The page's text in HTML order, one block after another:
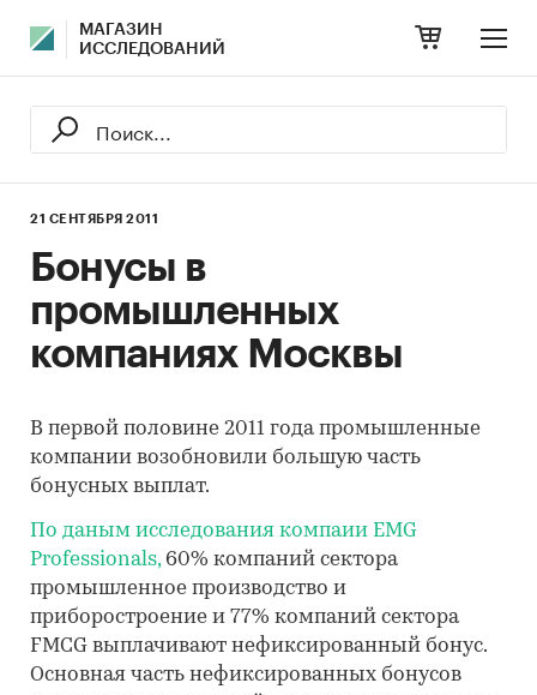
МАГАЗИН
ИССЛЕДОВАНИЙ
21 СЕНТЯБРЯ 2011
Бонусы в
промышленных
компаниях Москвы
В первой половине 2011 года промышленные
компании возобновили большую часть
бонусных выплат.
По даным исследования компаии EMG
Professionals,60% компаний сектора
промышленное производство и
приборостроение и 77% компаний сектора
FMCG выплачивают нефиксированный бонус.
Основная часть нефиксированных бонусов